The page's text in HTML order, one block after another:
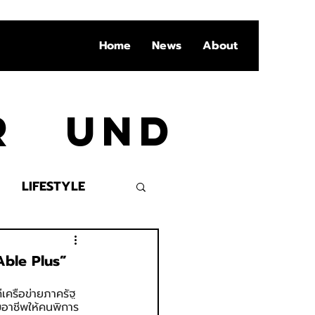
Home News About
und
LIFESTYLE
Plus”
ครือข่ายภาครัฐ
าชีพให้คนพิการ